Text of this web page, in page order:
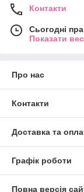
Контакти
Сьогодні
Показати
Про нас
Контакти
Доставка та
Графік роботи
Повна версія